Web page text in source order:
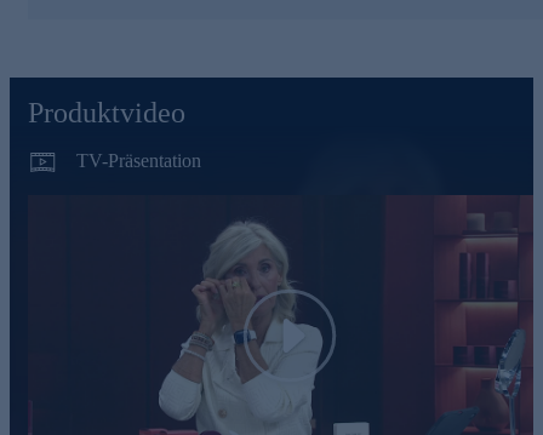
Produktvideo
TV-Präsentation